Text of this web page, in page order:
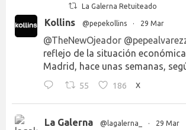
La Galerna Retuiteado
Kollins @pepekollins · 29 Mar
@TheNewOjeador
reflejo de la situación
Madrid, hace unas semanas,
55 186 X
La Galerna @lagalerna_ · 29 Mar